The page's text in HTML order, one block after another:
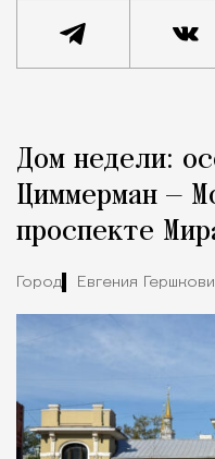
Город
Дом недели:
Циммерман —
проспекте
Город Евгения